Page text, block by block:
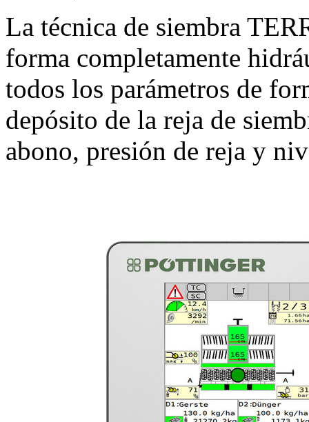
La técnica de siembra
forma completamente
todos los parámetros de
depósito de la reja de
abono, presión de reja y